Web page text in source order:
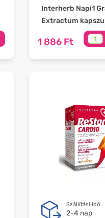
Interherb Napi1
Extractum
1 886 Ft
Szállítási idő:
2-4 nap